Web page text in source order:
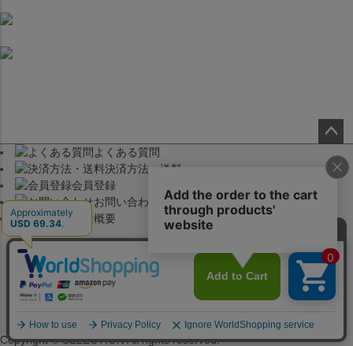
ペー
ジト
よくある質問
決済方法・送料
会員登録
お問い合わせ
会社概要
Copyright © SELECTION All rights reserved.